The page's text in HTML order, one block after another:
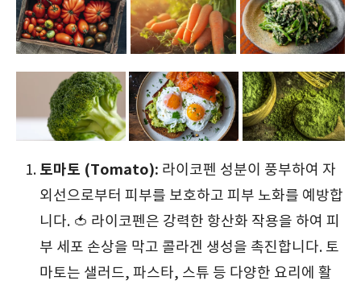
토마토 (Tomato): 라이코펜 성분이 풍부하여 자
외선으로부터 피부를 보호하고 피부 노화를 예방합
니다. 🍅 라이코펜은 강력한 항산화 작용을 하여 피
부 세포 손상을 막고 콜라겐 생성을 촉진합니다. 토
마토는 샐러드, 파스타, 스튜 등 다양한 요리에 활